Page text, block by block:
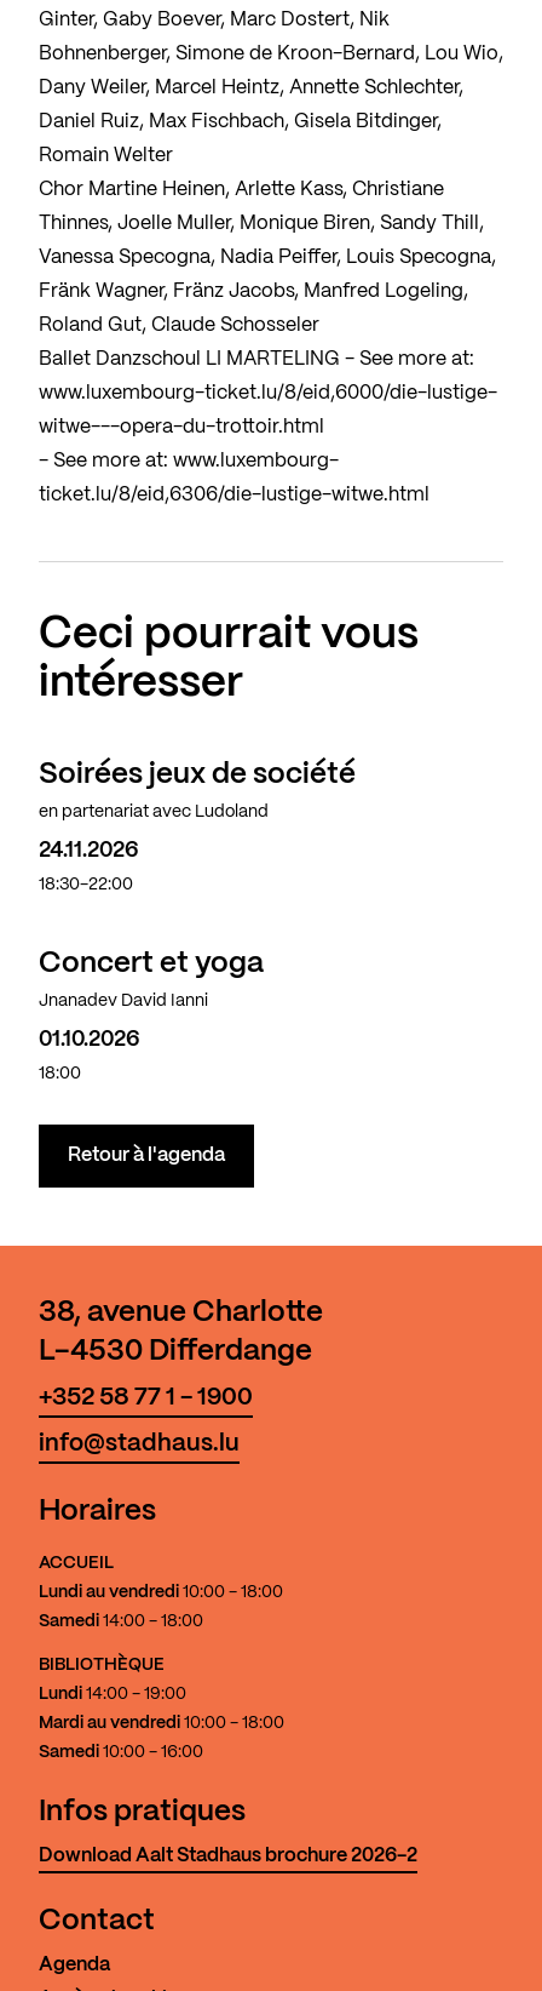
Ginter, Gaby Boever, Marc Dostert, Nik
Bohnenberger, Simone de Kroon-Bernard, Lou Wio,
Dany Weiler, Marcel Heintz, Annette Schlechter,
Daniel Ruiz, Max Fischbach, Gisela Bitdinger,
Romain Welter
Chor Martine Heinen, Arlette Kass, Christiane
Thinnes, Joelle Muller, Monique Biren, Sandy Thill,
Vanessa Specogna, Nadia Peiffer, Louis Specogna,
Fränk Wagner, Fränz Jacobs, Manfred Logeling,
Roland Gut, Claude Schosseler
Ballet Danzschoul LI MARTELING - See more at:
www.luxembourg-ticket.lu/8/eid,6000/die-lustige-
witwe---opera-du-trottoir.html
- See more at: www.luxembourg-
ticket.lu/8/eid,6306/die-lustige-witwe.html
Ceci pourrait vous
intéresser
Soirées jeux de société
en partenariat avec Ludoland
24.11.2026
18:30-22:00
Concert et yoga
Jnanadev David Ianni
01.10.2026
18:00
Retour à l'agenda
38, avenue Charlotte
L-4530 Differdange
+352 58 77 1 - 1900
info@stadhaus.lu
Horaires
ACCUEIL
Lundi au vendredi 10:00 - 18:00
Samedi 14:00 - 18:00
BIBLIOTHÈQUE
Lundi 14:00 - 19:00
Mardi au vendredi 10:00 - 18:00
Samedi 10:00 - 16:00
Infos pratiques
Download Aalt Stadhaus brochure 2026-2
Contact
Agenda